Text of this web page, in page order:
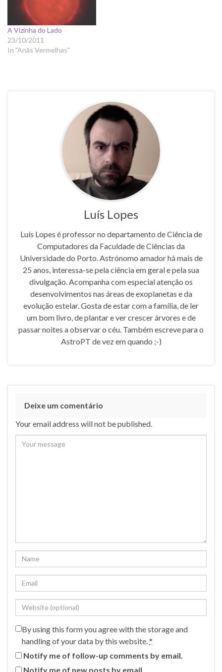
A Vizinha do Lado
23/10/2011
In "Anãs Vermelhas"
Luís Lopes
Luís Lopes é professor no departamento de Ciência de
Computadores da Faculdade de Ciências da
Universidade do Porto. Astrónomo amador há mais de
25 anos, interessa-se pela ciência em geral e pela sua
divulgação. Acompanha com especial atenção os
desenvolvimentos nas áreas de exoplanetas e da
evolução estelar. Gosta de estar com a família, de ler
um bom livro, de plantar e ver crescer árvores e de
passar noites a observar o céu. Também escreve para o
AstroPT de vez em quando ;-)
Deixe um comentário
Your email address will not be published.
By using this form you agree with the storage and
handling of your data by this website. *
Notify me of follow-up comments by email.
Notify me of new posts by email.